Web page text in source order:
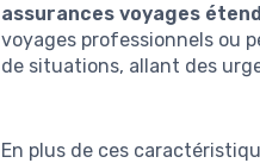
assurances voyages
voyages professionnels ou
de situations, allant des
En plus de ces